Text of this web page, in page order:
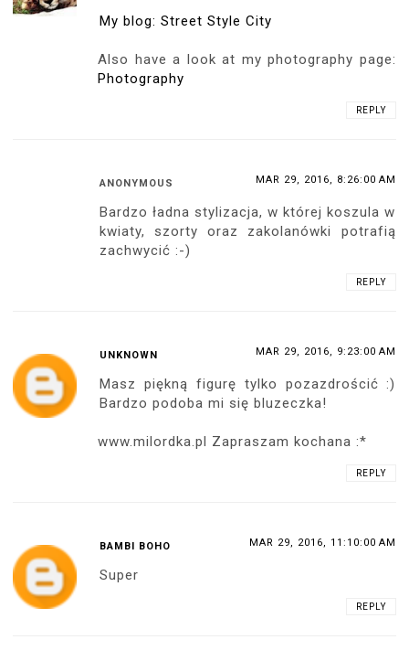
My blog: Street Style City
Also have a look at my photography page:
Photography
REPLY
ANONYMOUS MAR 29, 2016, 8:26:00 AM
Bardzo ładna stylizacja, w której koszula w
kwiaty, szorty oraz zakolanówki potrafią
zachwycić :-)
REPLY
UNKNOWN MAR 29, 2016, 9:23:00 AM
Masz piękną figurę tylko pozazdrościć :)
Bardzo podoba mi się bluzeczka!
www.milordka.pl Zapraszam kochana :*
REPLY
BAMBI BOHO MAR 29, 2016, 11:10:00 AM
Super
REPLY